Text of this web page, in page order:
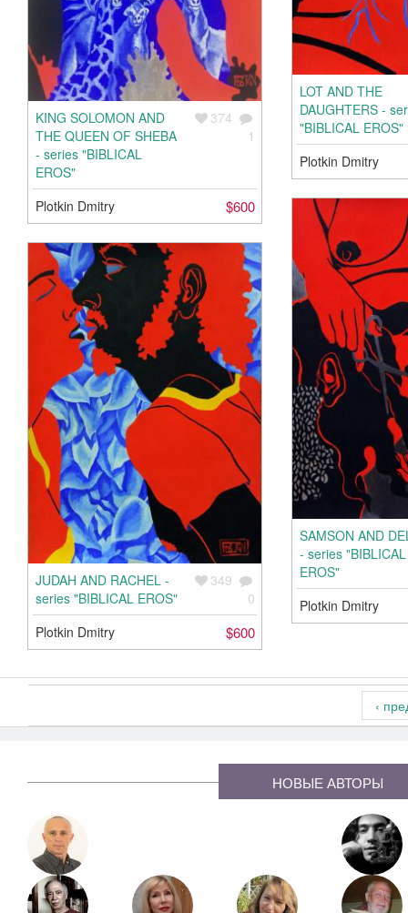
KING SOLOMON AND
THE QUEEN OF SHEBA
- series "BIBLICAL
EROS"
374
1
Plotkin Dmitry $600
LOT AND THE
DAUGHTERS -
"BIBLICAL EROS"
Plotkin Dmitry
SAMSON AND
- series "BIBLICAL
EROS"
Plotkin Dmitry
JUDAH AND RACHEL -
series "BIBLICAL EROS"
349
0
Plotkin Dmitry
$600
‹
НОВЫЕ АВТОРЫ